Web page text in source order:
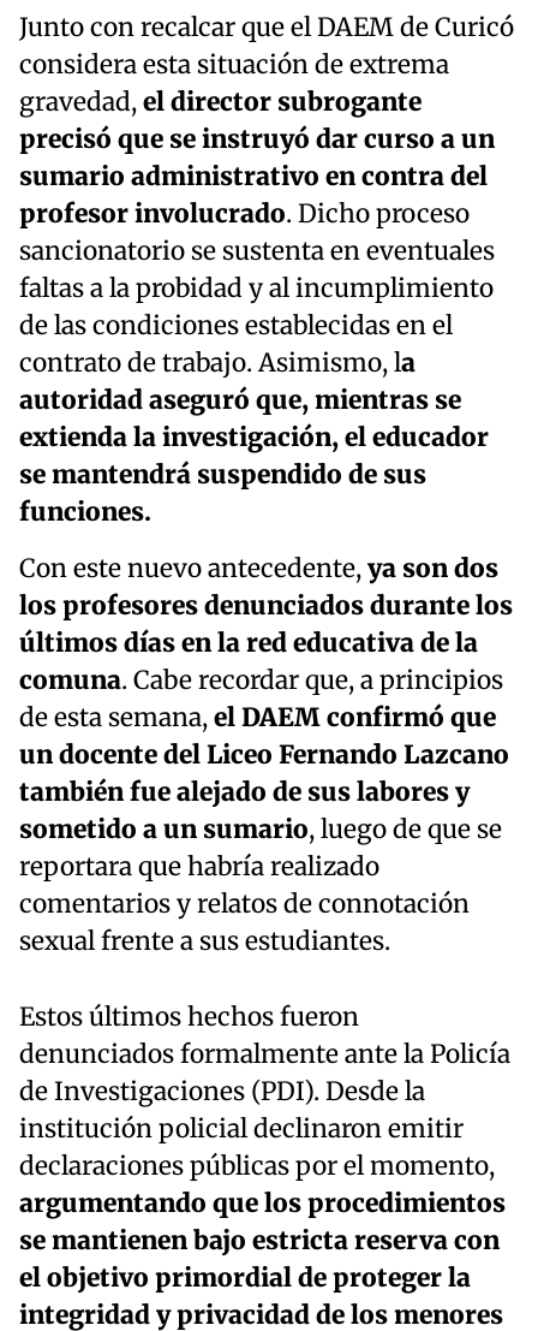
Junto con recalcar que el DAEM de Curicó
considera esta situación de extrema
gravedad,el director subrogante
precisó que se instruyó dar curso a un
sumario administrativo en contra del
profesor involucrado. Dicho proceso
sancionatorio se sustenta en eventuales
faltas a la probidad y al incumplimiento
de las condiciones establecidas en el
contrato de trabajo. Asimismo, la
autoridad aseguró que, mientras se
extienda la investigación, el educador
se mantendrá suspendido de sus
funciones.
Con este nuevo antecedente,ya son dos
los profesores denunciados durante los
últimos días en la red educativa de la
comuna. Cabe recordar que, a principios
de esta semana,el DAEM confirmó que
un docente del Liceo Fernando Lazcano
también fue alejado de sus labores y
sometido a un sumario, luego de que se
reportara que habría realizado
comentarios y relatos de connotación
sexual frente a sus estudiantes.
Estos últimos hechos fueron
denunciados formalmente ante la Policía
de Investigaciones (PDI). Desde la
institución policial declinaron emitir
declaraciones públicas por el momento,
argumentando que los procedimientos
se mantienen bajo estricta reserva con
el objetivo primordial de proteger la
integridad y privacidad de los menores